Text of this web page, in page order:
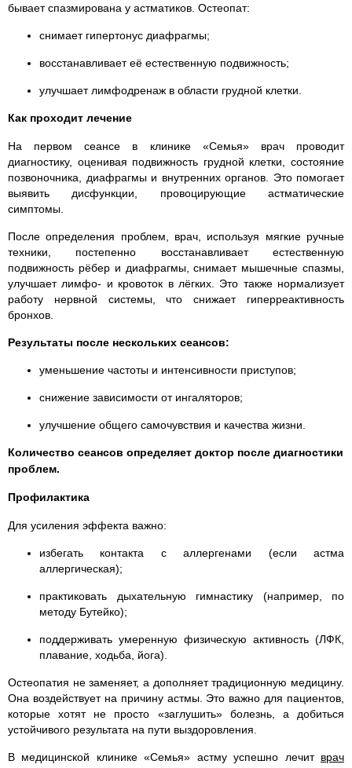
бывает спазмирована у астматиков. Остеопат:
снимает гипертонус диафрагмы;
восстанавливает её естественную подвижность;
улучшает лимфодренаж в области грудной клетки.
Как проходит лечение
На первом сеансе в клинике «Семья» врач проводит
диагностику, оценивая подвижность грудной клетки, состояние
позвоночника, диафрагмы и внутренних органов. Это помогает
выявить дисфункции, провоцирующие астматические
симптомы.
После определения проблем, врач, используя мягкие ручные
техники, постепенно восстанавливает естественную
подвижность рёбер и диафрагмы, снимает мышечные спазмы,
улучшает лимфо- и кровоток в лёгких. Это также нормализует
работу нервной системы, что снижает гиперреактивность
бронхов.
Результаты после нескольких сеансов:
уменьшение частоты и интенсивности приступов;
снижение зависимости от ингаляторов;
улучшение общего самочувствия и качества жизни.
Количество сеансов определяет доктор после диагностики
проблем.
Профилактика
Для усиления эффекта важно:
избегать контакта с аллергенами (если астма
аллергическая);
практиковать дыхательную гимнастику (например, по
методу Бутейко);
поддерживать умеренную физическую активность (ЛФК,
плавание, ходьба, йога).
Остеопатия не заменяет, а дополняет традиционную медицину.
Она воздействует на причину астмы. Это важно для пациентов,
которые хотят не просто «заглушить» болезнь, а добиться
устойчивого результата на пути выздоровления.
В медицинской клинике «Семья» астму успешно лечит врач